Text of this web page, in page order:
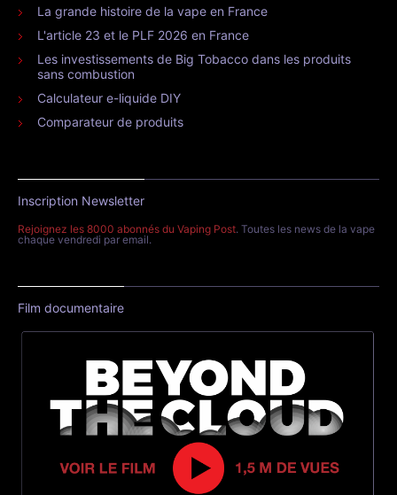
La grande histoire de la vape en France
L'article 23 et le PLF 2026 en France
Les investissements de Big Tobacco dans les produits
sans combustion
Calculateur e-liquide DIY
Comparateur de produits
Inscription Newsletter
Rejoignez les 8000 abonnés du Vaping Post. Toutes les news de la vape
chaque vendredi par email.
Film documentaire